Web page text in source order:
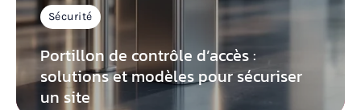
Sécurité
Portillon de contrôle d’accès :
solutions et modèles pour sécuriser
un site